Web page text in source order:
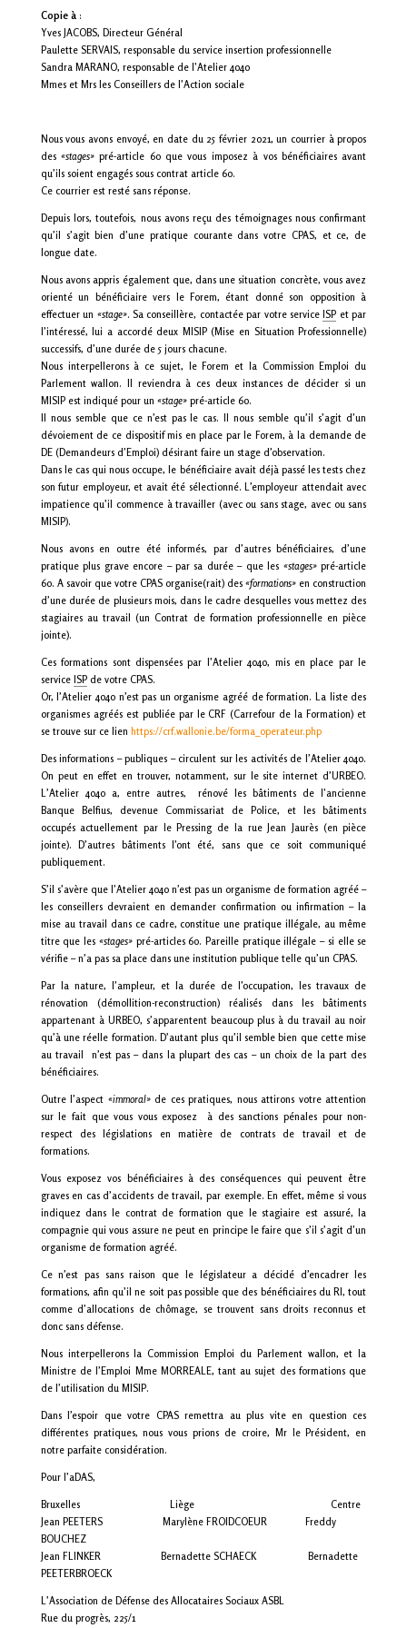
Copie à:
Yves JACOBS, Directeur Général
Paulette SERVAIS, responsable du service insertion professionnelle
Sandra MARANO, responsable de l’Atelier 4040
Mmes et Mrs les Conseillers de l’Action sociale
Nous vous avons envoyé, en date du 25 février 2021, un courrier à propos
des«stages» pré-article 60 que vous imposez à vos bénéficiaires avant
qu’ils soient engagés sous contrat article 60.
Ce courrier est resté sans réponse.
Depuis lors, toutefois, nous avons reçu des témoignages nous confirmant
qu’il s’agit bien d’une pratique courante dans votre CPAS, et ce, de
longue date.
Nous avons appris également que, dans une situation concrète, vous avez
orienté un bénéficiaire vers le Forem, étant donné son opposition à
effectuer un «stage». Sa conseillère, contactée par votreservice ISP et par
l’intéressé, lui a accordé deux MISIP(Mise en Situation Professionnelle)
successifs, d’une durée de 5 jours chacune.
Nous interpellerons à ce sujet, le Forem et la Commission Emploi du
Parlement wallon. Il reviendra à ces deux instances de décider si un
MISIPest indiqué pour un «stage»pré-article 60.
Il nous semble que ce n’est pas le cas. Il nous semble qu’il s’agit d’un
dévoiement de ce dispositif mis en place par le Forem, à la demande de
DE (Demandeurs d’Emploi) désirant faire un stage d’observation.
Dans le cas qui nous occupe, le bénéficiaire avait déjà passé les tests chez
son futur employeur, et avait été sélectionné. L’employeur attendait avec
impatience qu’il commence à travailler (avec ou sans stage, avec ou sans
MISIP).
Nous avons en outre été informés, par d’autres bénéficiaires, d’une
pratique plus grave encore – par sa durée – que les «stages»pré-article
60. A savoir que votre CPAS organise(rait) des«formations» en construction
d’une durée de plusieurs mois, dans le cadre desquelles vous mettez des
stagiaires au travail (un Contrat de formation professionnelle en pièce
jointe).
Ces formations sont dispensées par l’Atelier 4040, mis en place par le
service ISPde votre CPAS.
Or, l’Atelier 4040 n’est pas un organisme agréé de formation. La liste des
organismes agréés est publiée par le CRF (Carrefour de la Formation) et
se trouve sur ce lien https://crf.wallonie.be/forma_operateur.php
Des informations – publiques – circulent sur les activités de l’Atelier 4040.
On peut en effet en trouver, notamment, sur le site internet d’URBEO.
L’Atelier 4040 a, entre autres, rénové les bâtiments de l’ancienne
Banque Belfius, devenue Commissariat de Police, et les bâtiments
occupés actuellement par le Pressing de la rue Jean Jaurès (en pièce
jointe). D’autres bâtiments l’ont été, sans que ce soit communiqué
publiquement.
S’il s’avère que l’Atelier 4040 n’est pas un organisme de formation agréé –
les conseillers devraient en demander confirmation ou infirmation – la
mise au travail dans ce cadre, constitue une pratique illégale, au même
titre que les «stages»pré-articles 60. Pareille pratique illégale – si elle se
vérifie – n’a pas sa place dans une institution publique telle qu’un CPAS.
Par la nature, l’ampleur, et la durée de l’occupation, les travaux de
rénovation (démollition-reconstruction) réalisés dans les bâtiments
appartenant à URBEO, s’apparentent beaucoup plus à du travail au noir
qu’à une réelle formation. D’autant plus qu’il semble bien que cette mise
au travail n’est pas – dans la plupart des cas – un choix de la part des
bénéficiaires.
Outre l’aspect «immoral»de ces pratiques, nous attirons votre attention
sur le fait que vous vous exposez à des sanctions pénales pour non-
respect des législations en matière de contrats de travail et de
formations.
Vous exposez vos bénéficiaires à des conséquences qui peuvent être
graves en cas d’accidents de travail, par exemple. En effet, même si vous
indiquez dans le contrat de formation que le stagiaire est assuré, la
compagnie qui vous assure ne peut en principe le faire que s’il s’agit d’un
organisme de formation agréé.
Ce n’est pas sans raison que le législateur a décidé d’encadrer les
formations, afin qu’il ne soit pas possible que des bénéficiaires du RI , tout
comme d’allocations de chômage, se trouvent sans droits reconnus et
donc sans défense.
Nous interpellerons la Commission Emploi du Parlement wallon, et la
Ministre de l’Emploi Mme MORREALE, tant au sujet des formations que
de l’utilisation du MISIP.
Dans l’espoir que votre CPAS remettra au plus vite en question ces
différentes pratiques, nous vous prions de croire, Mr le Président, en
notre parfaite considération.
Pour l’aDAS,
Bruxelles Liège Centre
Jean PEETERS Marylène FROIDCOEUR Freddy
BOUCHEZ
Jean FLINKER Bernadette SCHAECK Bernadette
PEETERBROECK
L’Association de Défense des Allocataires Sociaux ASBL
Rue du progrès, 225/1